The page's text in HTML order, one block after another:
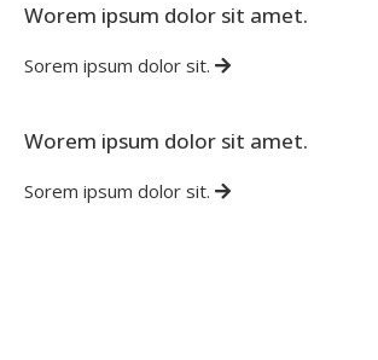
Worem ipsum dolor sit amet.
Sorem ipsum dolor sit.
Worem ipsum dolor sit amet.
Sorem ipsum dolor sit.